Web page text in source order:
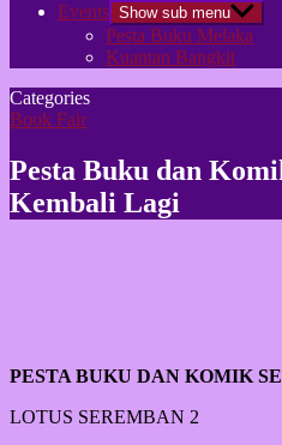
Events Show sub menu
Pesta Buku Melaka
Kuantan Bangkit
Categories
Book Fair
Pesta Buku dan
Kembali Lagi
PESTA BUKU DAN KOMIK
LOTUS SEREMBAN 2